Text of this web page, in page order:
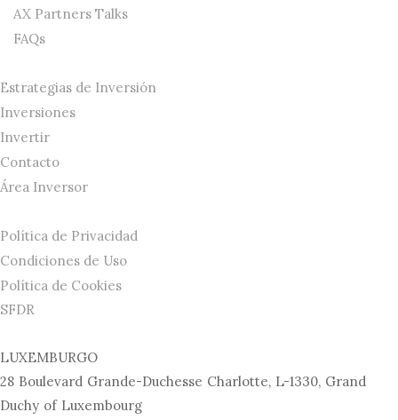
AX Partners Talks
FAQs
Estrategias de Inversión
Inversiones
Invertir
Contacto
Área Inversor
Política de Privacidad
Condiciones de Uso
Política de Cookies
SFDR
LUXEMBURGO
28 Boulevard Grande-Duchesse Charlotte, L-1330, Grand
Duchy of Luxembourg